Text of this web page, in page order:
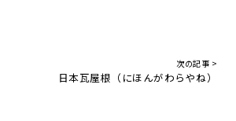
次の記事 >
日本瓦屋根（にほんがわらやね）